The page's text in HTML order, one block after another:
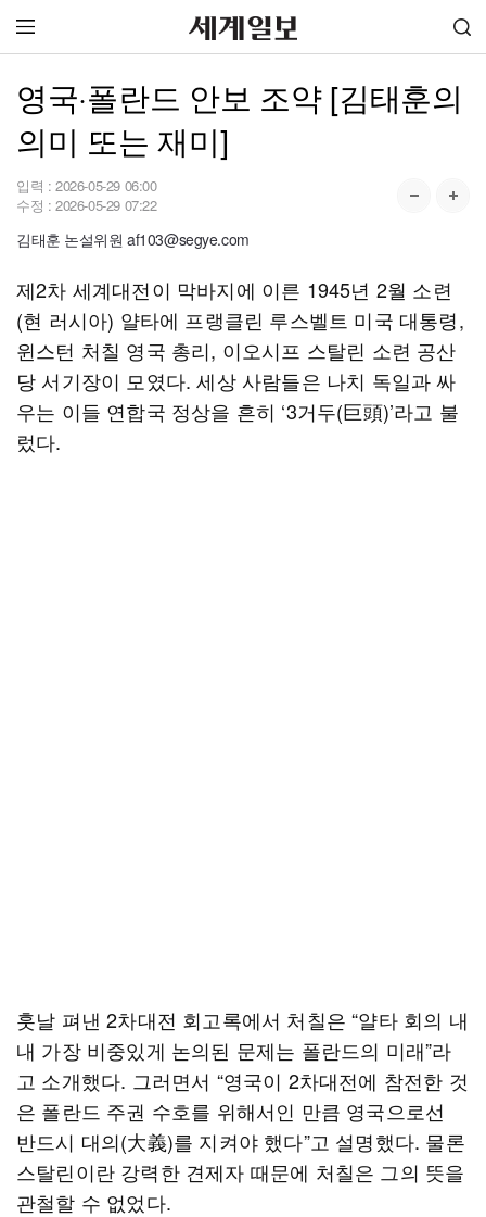
영국·폴란드 안보 조약 [김태훈의
의미 또는 재미]
입력 : 2026-05-29 06:00
수정 : 2026-05-29 07:22
김태훈 논설위원 af103@segye.com
제2차 세계대전이 막바지에 이른 1945년 2월 소련
(현 러시아) 얄타에 프랭클린 루스벨트 미국 대통령,
윈스턴 처칠 영국 총리, 이오시프 스탈린 소련 공산
당 서기장이 모였다. 세상 사람들은 나치 독일과 싸
우는 이들 연합국 정상을 흔히 ‘3거두(巨頭)’라고 불
렀다.
훗날 펴낸 2차대전 회고록에서 처칠은 “얄타 회의 내
내 가장 비중있게 논의된 문제는 폴란드의 미래”라
고 소개했다. 그러면서 “영국이 2차대전에 참전한 것
은 폴란드 주권 수호를 위해서인 만큼 영국으로선
반드시 대의(大義)를 지켜야 했다”고 설명했다. 물론
스탈린이란 강력한 견제자 때문에 처칠은 그의 뜻을
관철할 수 없었다.